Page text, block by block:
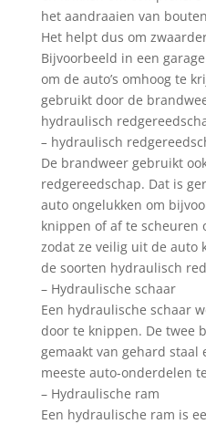
het aandraaien van
Het helpt dus om
Bijvoorbeeld in een
om de auto’s omhoog te
gebruikt door de
hydraulisch
– hydraulisch
De brandweer gebruikt
redgereedschap. Dat is
auto ongelukken om
knippen of af te scheuren
zodat ze veilig uit de auto
de soorten hydraulisch
– Hydraulische schaar
Een hydraulische schaar
door te knippen. De twee
gemaakt van gehard staal
meeste auto-onderdelen
– Hydraulische ram
Een hydraulische ram is